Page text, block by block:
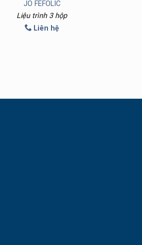
JO FEFOLIC
Liệu trình 3 hộp
Liên hệ